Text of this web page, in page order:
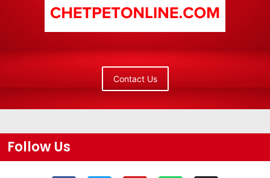
Contact Us
Follow Us